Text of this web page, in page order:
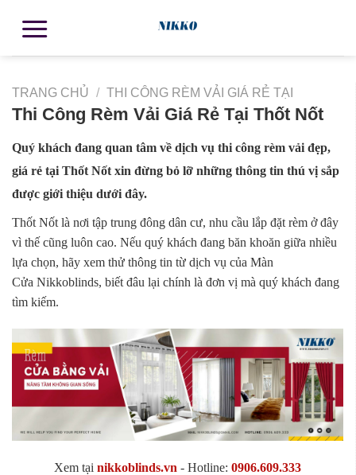
TRANG CHỦ / THI CÔNG RÈM VẢI GIÁ RẺ TẠI
Thi Công Rèm Vải Giá Rẻ Tại Thốt Nốt
Quý khách đang quan tâm về dịch vụ thi công rèm vải đẹp,
giá rẻ tại Thốt Nốt xin đừng bỏ lỡ những thông tin thú vị sắp
được giới thiệu dưới đây.
Thốt Nốt là nơi tập trung đông dân cư, nhu cầu lắp đặt rèm ở đây
vì thế cũng luôn cao. Nếu quý khách đang băn khoăn giữa nhiều
lựa chọn, hãy xem thử thông tin từ dịch vụ của Màn
Cửa Nikkoblinds, biết đâu lại chính là đơn vị mà quý khách đang
tìm kiếm.
Xem tại nikkoblinds.vn - Hotline: 0906.609.333